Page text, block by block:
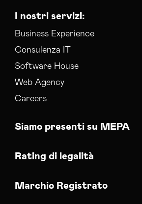
I nostri servizi:
Business Experience
Consulenza IT
Software House
Web Agency
Careers
Siamo presenti su MEPA
Rating di legalità
Marchio Registrato